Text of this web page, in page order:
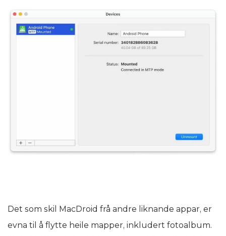
Det som skil MacDroid frå andre liknande appar, er
evna til å flytte heile mapper, inkludert fotoalbum.